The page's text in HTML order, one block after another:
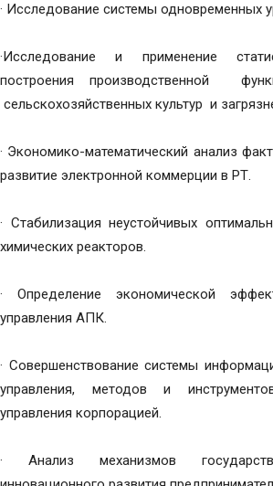
· Исследование системы одновременных
·Исследование и применение
построения производственной
сельскохозяйственных культур и
· Экономико-математический анализ
развитие электронной коммерции в РТ.
· Стабилизация неустойчивых
химических реакторов.
· Определение экономической
управления АПК.
· Совершенствование системы
управления, методов и
управления корпорацией.
· Анализ механизмов